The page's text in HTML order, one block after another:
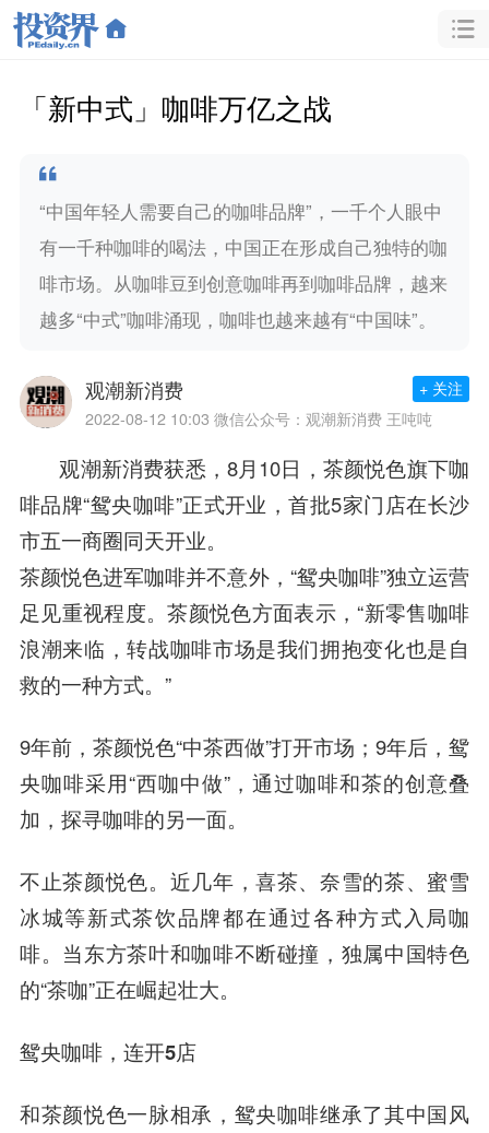
「新中式」咖啡万亿之战
“中国年轻人需要自己的咖啡品牌”，一千个人眼中
有一千种咖啡的喝法，中国正在形成自己独特的咖
啡市场。从咖啡豆到创意咖啡再到咖啡品牌，越来
越多“中式”咖啡涌现，咖啡也越来越有“中国味”。
观潮新消费
2022-08-12 10:03 微信公众号：观潮新消费 王吨吨
+ 关注
观潮新消费获悉，8月10日，茶颜悦色旗下咖
啡品牌“鸳央咖啡”正式开业，首批5家门店在长沙
市五一商圈同天开业。
茶颜悦色进军咖啡并不意外，“鸳央咖啡”独立运营
足见重视程度。茶颜悦色方面表示，“新零售咖啡
浪潮来临，转战咖啡市场是我们拥抱变化也是自
救的一种方式。”
9年前，茶颜悦色“中茶西做”打开市场；9年后，鸳
央咖啡采用“西咖中做”，通过咖啡和茶的创意叠
加，探寻咖啡的另一面。
不止茶颜悦色。近几年，喜茶、奈雪的茶、蜜雪
冰城等新式茶饮品牌都在通过各种方式入局咖
啡。当东方茶叶和咖啡不断碰撞，独属中国特色
的“茶咖”正在崛起壮大。
鸳央咖啡，连开5店
和茶颜悦色一脉相承，鸳央咖啡继承了其中国风